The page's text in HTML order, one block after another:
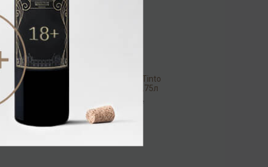
Nekeas El Camino Tinto
Roble 2022 14% 0,75л
красное
1 632.00 ₽